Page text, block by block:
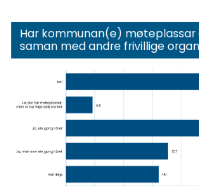
Har kommunan(e)
saman med andre frivillige